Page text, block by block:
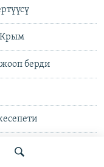
Крым
берди